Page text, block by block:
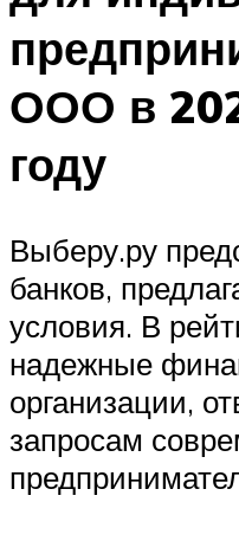
ООО в
году
Выберу.ру
банков,
условия. В
надежные
организации,
запросам